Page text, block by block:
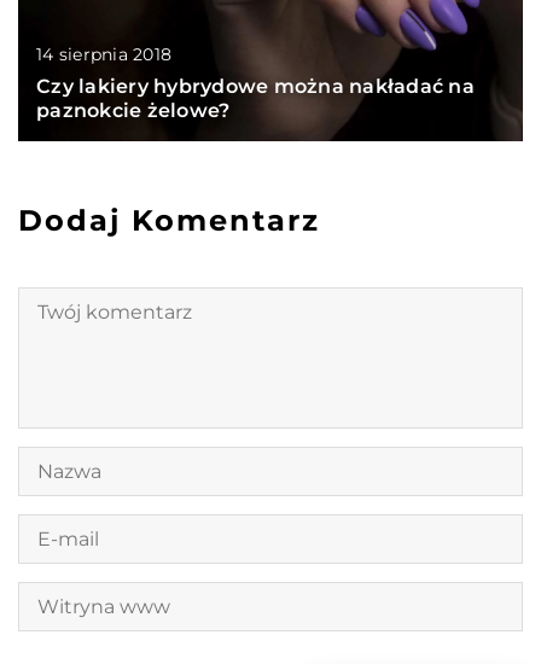
14 sierpnia 2018
Czy lakiery hybrydowe można nakładać na
paznokcie żelowe?
Dodaj Komentarz